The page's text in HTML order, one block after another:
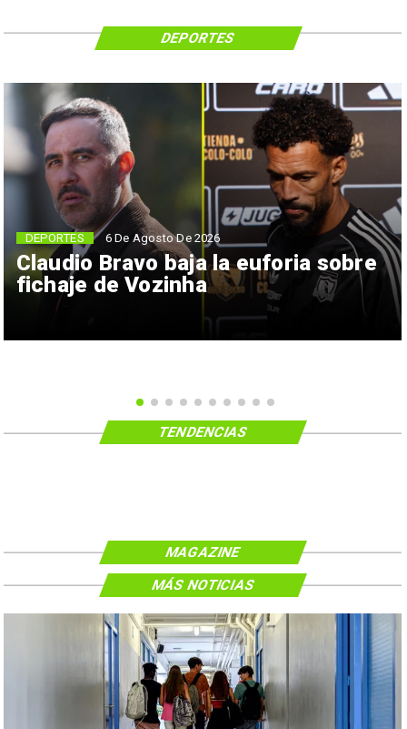
Claudio Bravo baja la euforia sobre
fichaje de Vozinha
DEPORTES 6 De Agosto De 2026
DEPORTES
TENDENCIAS
MAGAZINE
MÁS NOTICIAS